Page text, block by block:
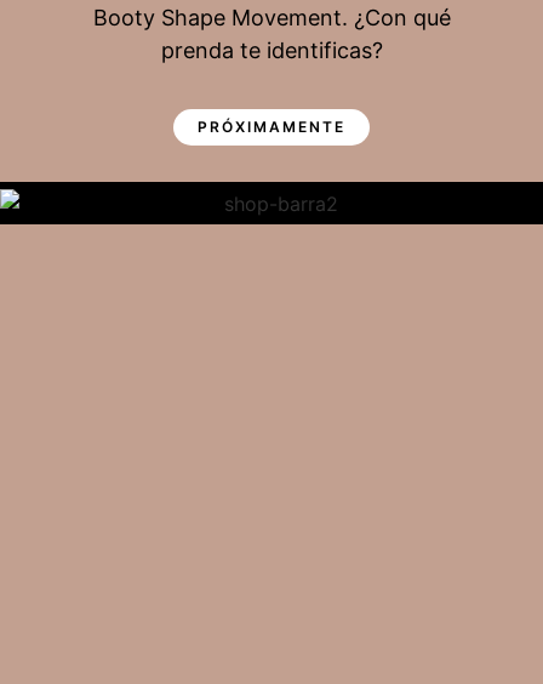
Booty Shape Movement. ¿Con qué
prenda te identificas?
PRÓXIMAMENTE